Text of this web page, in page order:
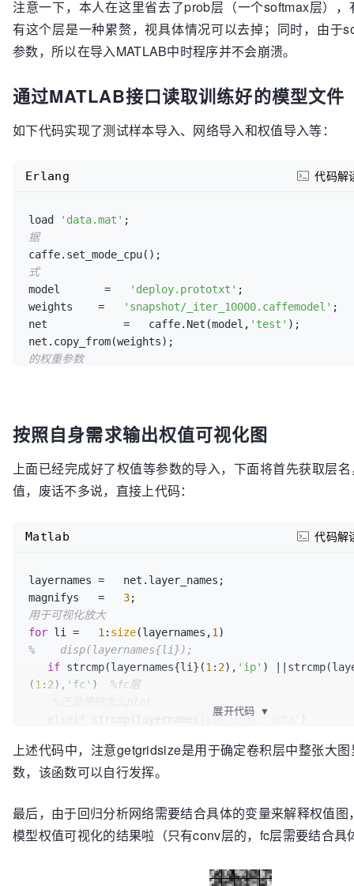
注意一下，本人在这里省去了prob层（一个softmax层）
有这个层是一种累赘，视具体情况可以去掉；同时，由于
参数，所以在导入MATLAB中时程序并不会崩溃。
通过MATLAB接口读取训练好的模型文件
如下代码实现了测试样本导入、网络导入和权值导入等：
load 'data.mat'
据
式
model       =
'deploy.prototxt'
weights    =
'snapshot/_iter_10000.caffemodel'
net            =   caffe.Net(model, 'test' );
的权重参数
Erlang 代码解
按照自身需求输出权值可视化图
上面已经完成好了权值等参数的导入，下面将首先获取层
值，废话不多说，直接上代码：
layernames =
magnifys   = 3
用于可视化放大
for li = 1: size(layernames,1
%    disp(layernames{li});
if strcmp(layernames{li}(1: 2), 'ip' )
(1: 2), 'fc' ) %fc层
elseif strcmp(layernames{li}(1:4 ),
       weight  =
net.layers(layernames{li}).params(
%归一化
       weight  =   weight-
min
(weight(:));
       weight  =   weight./
max(weight(:));
Matlab 代码解
展开代码 ▼
上述代码中，注意getgridsize是用于确定卷积层中整张大
数，该函数可以自行发挥。
最后，由于回归分析网络需要结合具体的变量来解释权值
模型权值可视化的结果啦（只有conv层的，fc层需要结合具